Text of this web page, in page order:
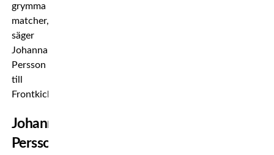
grymma
matcher,
säger
Johanna
Persson
till
Frontkick.
Johanna
Persson: